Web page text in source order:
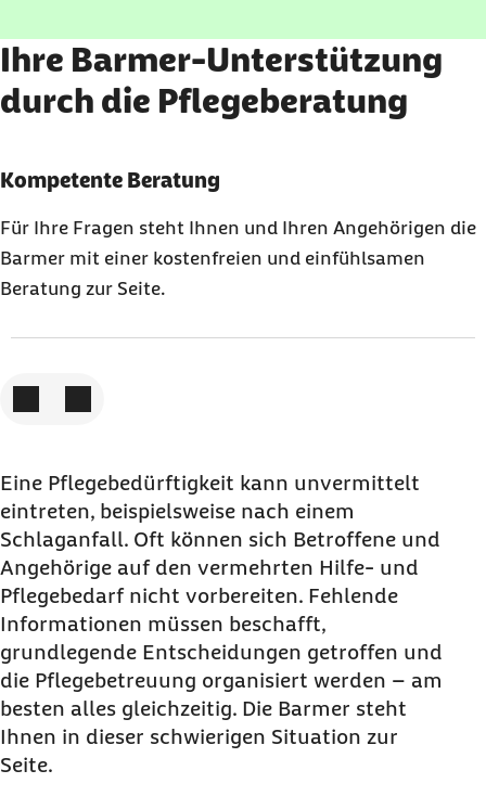
Ihre Barmer-Unterstützung
durch die Pflegeberatung
Karussell mit 3 Elementen
Element 1 von 3
Kompetente Beratung
Für Ihre Fragen steht Ihnen und Ihren Angehörigen die
Barmer mit einer kostenfreien und einfühlsamen
Beratung zur Seite.
Eine Pflegebedürftigkeit kann unvermittelt
eintreten, beispielsweise nach einem
Schlaganfall. Oft können sich Betroffene und
Angehörige auf den vermehrten Hilfe- und
Pflegebedarf nicht vorbereiten. Fehlende
Informationen müssen beschafft,
grundlegende Entscheidungen getroffen und
die Pflegebetreuung organisiert werden – am
besten alles gleichzeitig. Die Barmer steht
Ihnen in dieser schwierigen Situation zur
Seite.